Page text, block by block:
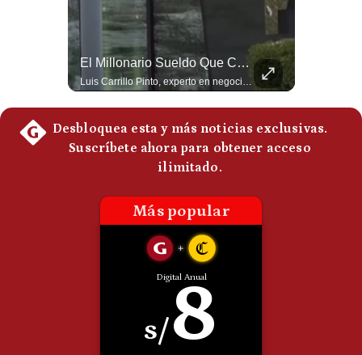
Preguntas
Frecuentes
El Millonario Sueldo Que Casi Cobra Infantino Por La Nueva Empresa De La FIFA | #EnClaveEconómica